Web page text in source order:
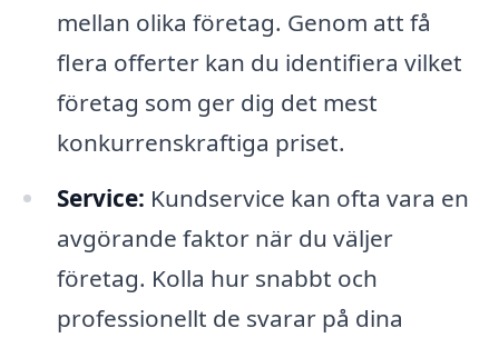
mellan olika företag. Genom att få
flera offerter kan du identifiera vilket
företag som ger dig det mest
konkurrenskraftiga priset.
Service: Kundservice kan ofta vara en
avgörande faktor när du väljer
företag. Kolla hur snabbt och
professionellt de svarar på dina